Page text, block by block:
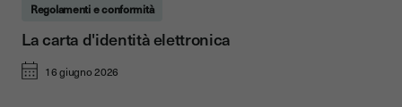
Regolamenti e conformità
La carta d'identità elettronica
16 giugno 2026